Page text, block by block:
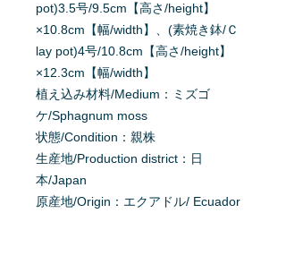
pot)3.5号/9.5cm【高さ/height】
×10.8cm【幅/width】、(素焼き鉢/Ｃ
lay pot)4号/10.8cm【高さ/height】
×12.3cm【幅/width】
植え込み材料/Medium：ミズゴ
ケ/Sphagnum moss
状態/Condition：親株
生産地/Production district：日
本/Japan
原産地/Origin：エクアドル/ Ecuador